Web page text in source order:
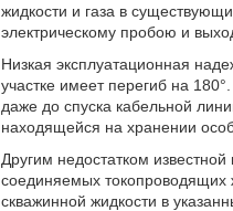
жидкости и газа в
электрическому пробою и
Низкая эксплуатационная
участке имеет перегиб на
даже до спуска кабельной
находящейся на хранении
Другим недостатком
соединяемых токопроводящих
скважинной жидкости в